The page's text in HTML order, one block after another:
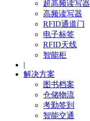
超高频读写器
高频读写器
RFID通道门
电子标签
RFID天线
智能柜
|
解决方案
图书档案
仓储物流
考勤签到
智能交通